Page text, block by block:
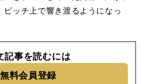
ピッチ上で響き渡るようになっ
記事を読むには
無料会員登録